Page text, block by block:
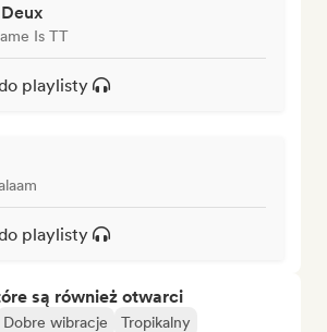
Is TT
playlisty
playlisty
są również otwarci
Dobre wibracje Tropikalny